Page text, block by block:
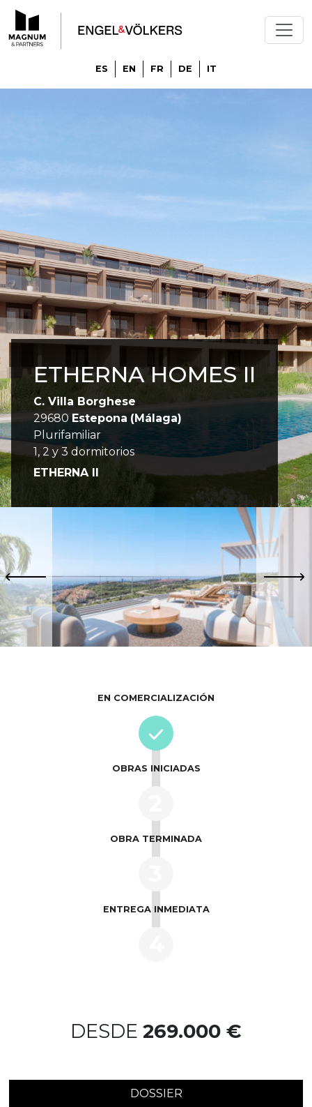
ES EN FR DE IT
ETHERNA HOMES II
C. Villa Borghese
29680Estepona (Málaga)
Plurifamiliar
1, 2 y 3 dormitorios
ETHERNA II
EN COMERCIALIZACIÓN
OBRAS INICIADAS
OBRA TERMINADA
ENTREGA INMEDIATA
DESDE 269.000 €
DOSSIER